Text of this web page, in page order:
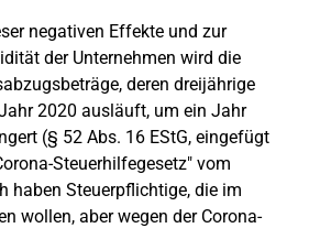
negativen Effekte und zur
der Unternehmen wird die
deren dreijährige
2020 ausläuft, um ein Jahr
(§ 52 Abs. 16 EStG, eingefügt
Steuerhilfegesetz" vom
haben Steuerpflichtige, die im
wollen, aber wegen der Corona-